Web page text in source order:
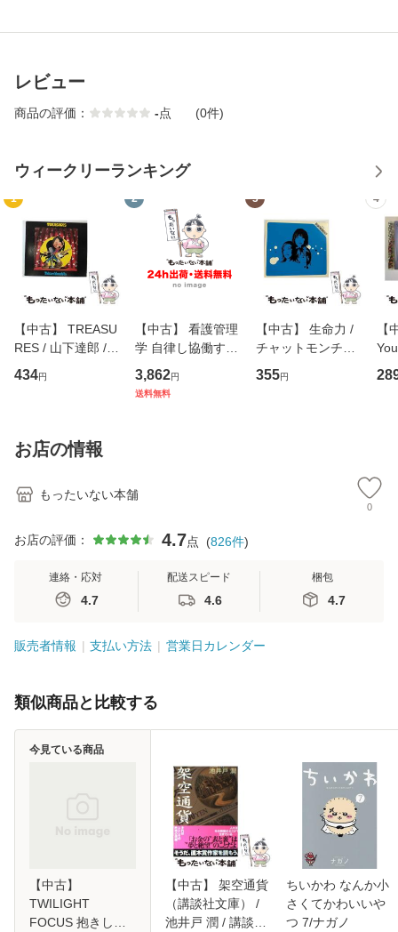
レビュー
商品の評価： -点 (0件)
ウィークリーランキング
1
【中古】 TREASU
RES / 山下達郎 /
イーストウエス
ト・ジャパン [CD]
434円
2
【中古】 看護管理
学 自律し協働する
専門職の看護マネ
ジメントスキル 改
3,862円
送料無料
3
【中古】 生命力 /
チャットモンチー /
キューンレコード
[CD]【メール便送
355円
4
【
のが
お店の情報
もったいない本舗
0
お店の評価： 4.7点 (826件)
連絡・応対
4.7
配送スピード
4.6
梱包
4.7
販売者情報 支払い方法 営業日カレンダー
類似商品と比較する
【中古】
TWILIGHT
FOCUS 抱きしめ
今見ている商品
【中古】 架空通貨
（講談社文庫） /
池井戸 潤 / 講談社
ちいかわ なんか小
さくてかわいいや
つ 7/ナガノ